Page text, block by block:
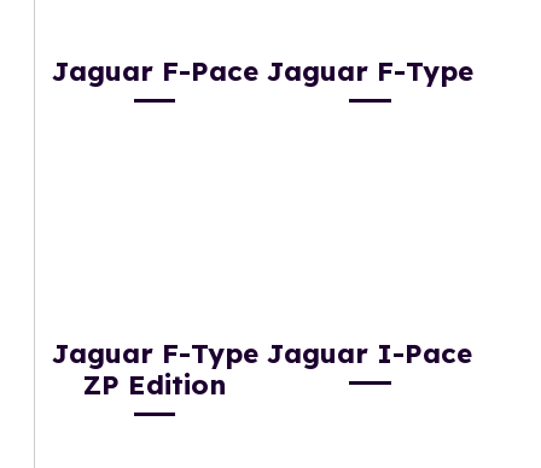
Jaguar F-Pace Jaguar F-Type
Jaguar F-Type
ZP Edition
Jaguar I-Pace